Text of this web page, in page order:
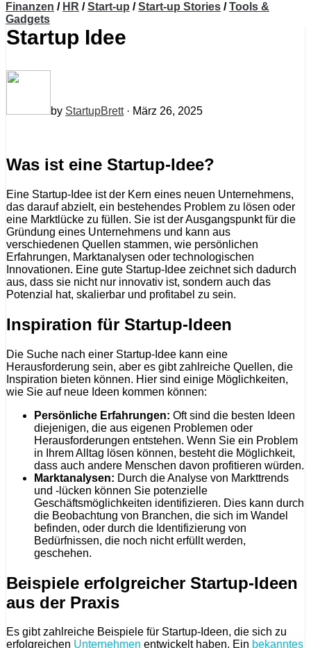
Finanzen / HR / Start-up / Start-up Stories / Tools &
Gadgets
Startup Idee
by StartupBrett· März 26, 2025
Was ist eine Startup-Idee?
Eine Startup-Idee ist der Kern eines neuen Unternehmens,
das darauf abzielt, ein bestehendes Problem zu lösen oder
eine Marktlücke zu füllen. Sie ist der Ausgangspunkt für die
Gründung eines Unternehmens und kann aus
verschiedenen Quellen stammen, wie persönlichen
Erfahrungen, Marktanalysen oder technologischen
Innovationen. Eine gute Startup-Idee zeichnet sich dadurch
aus, dass sie nicht nur innovativ ist, sondern auch das
Potenzial hat, skalierbar und profitabel zu sein.
Inspiration für Startup-Ideen
Die Suche nach einer Startup-Idee kann eine
Herausforderung sein, aber es gibt zahlreiche Quellen, die
Inspiration bieten können. Hier sind einige Möglichkeiten,
wie Sie auf neue Ideen kommen können:
Persönliche Erfahrungen: Oft sind die besten Ideen
diejenigen, die aus eigenen Problemen oder
Herausforderungen entstehen. Wenn Sie ein Problem
in Ihrem Alltag lösen können, besteht die Möglichkeit,
dass auch andere Menschen davon profitieren würden.
Marktanalysen: Durch die Analyse von Markttrends
und -lücken können Sie potenzielle
Geschäftsmöglichkeiten identifizieren. Dies kann durch
die Beobachtung von Branchen, die sich im Wandel
befinden, oder durch die Identifizierung von
Bedürfnissen, die noch nicht erfüllt werden,
geschehen.
Beispiele erfolgreicher Startup-Ideen
aus der Praxis
Es gibt zahlreiche Beispiele für Startup-Ideen, die sich zu
erfolgreichen Unternehmen entwickelt haben. Ein bekanntes